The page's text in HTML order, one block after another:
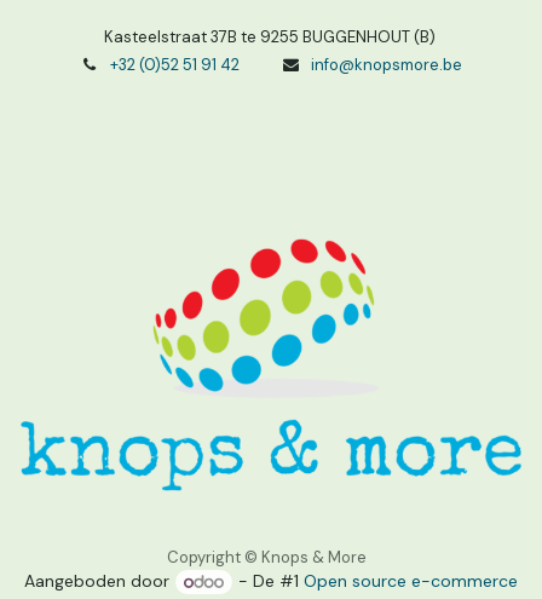
Kasteelstraat 37B te 9255 BUGGENHOUT (B)
+32 (0)52 51 91 42
info@knopsmore.be
Copyright © Knops & More
Aangeboden door - De #1 Open source e-commerce